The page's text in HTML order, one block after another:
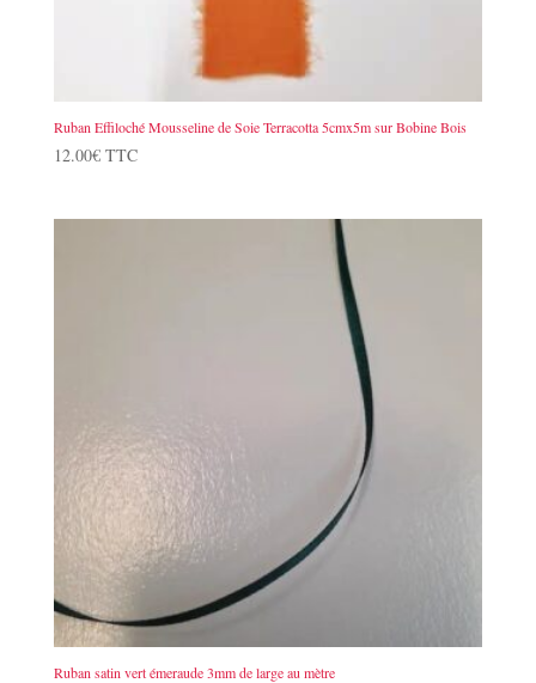
Ruban Effiloché Mousseline de Soie Terracotta 5cmx5m sur Bobine Bois
12.00€ TTC
Ruban satin vert émeraude 3mm de large au mètre